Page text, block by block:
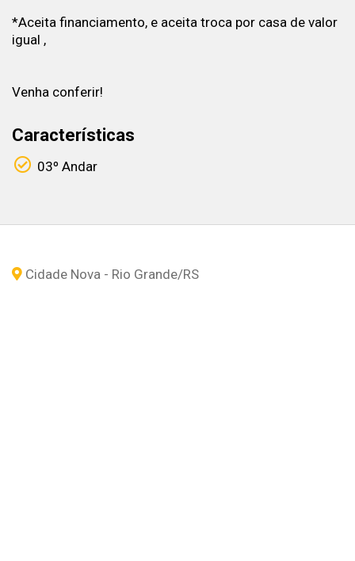
*Aceita financiamento, e aceita troca por casa de valor
igual ,
Venha conferir!
Características
03º Andar
Cidade Nova - Rio Grande/RS